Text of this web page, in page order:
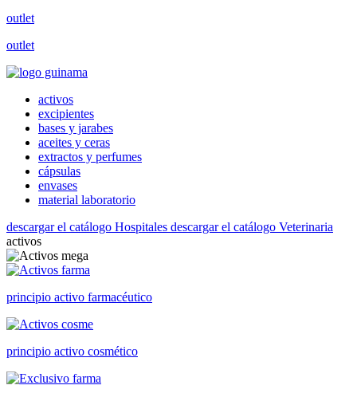
outlet
outlet
activos
excipientes
bases y jarabes
aceites y ceras
extractos y perfumes
cápsulas
envases
material laboratorio
descargar el catálogo Hospitales descargar el catálogo Veterinaria
activos
principio activo farmacéutico
principio activo cosmético